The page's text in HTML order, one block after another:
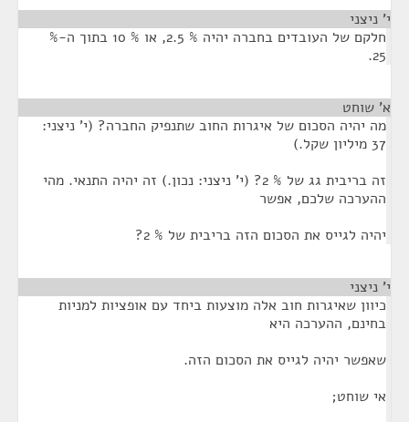
י' ניצני
חלקם של העובדים בחברה יהיה % 2.5, או % 10 בתוך ה-%
25.
א' שוחט
מה יהיה הסכום של איגרות החוב שתנפיק החברה? (י' ניצני:
37 מיליון שקל.)
זה בריבית גג של % 2? (י' ניצני: נכון.) זה יהיה התנאי. מהי
ההערכה שלכם, אפשר
יהיה לגייס את הסכום הזה בריבית של % 2?
י' ניצני
כיוון שאיגרות חוב אלה מוצעות ביחד עם אופציות למניות
בחינם, ההערכה היא
שאפשר יהיה לגייס את הסכום הזה.
אי שוחט;